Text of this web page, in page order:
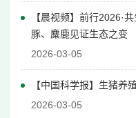
【晨视频】前行2026·
豚、麋鹿见证生态之变
2026-03-05
【中国科学报】生猪养
2026-03-05